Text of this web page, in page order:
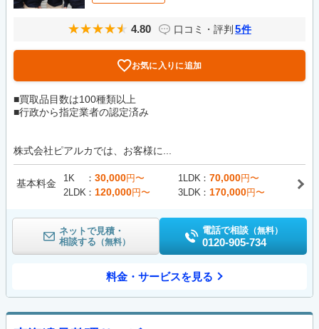
4.80 口コミ・評判 5件
お気に入りに追加
■買取品目数は100種類以上
■行政から指定業者の認定済み
株式会社ピアルカでは、お客様に...
基本料金 1K 30,000円〜 1LDK 70,000円〜
2LDK
120,000円〜 3LDK 170,000円〜
ネットで見積・
相談する （無料）
電話で相談 （無料）
0120-905-734
料金・サービスを見る